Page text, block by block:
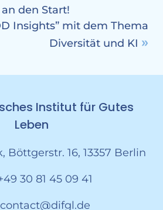
den Start!
Insights” mit dem Thema
Diversität und KI
Institut für Gutes
Leben
Böttgerstr. 16, 13357 Berlin
30 81 45 09 41
contact@difgl.de